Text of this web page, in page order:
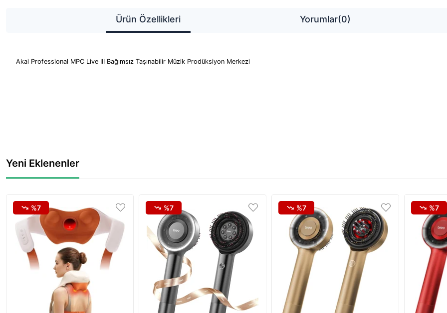
Ürün Özellikleri Yorumlar(0)
Akai Professional MPC Live III Bağımsız Taşınabilir Müzik Prodüksiyon Merkezi
Yeni Eklenenler
%7 %7 %7 %7